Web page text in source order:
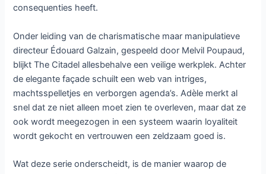
consequenties heeft.
Onder leiding van de charismatische maar manipulatieve
directeur Édouard Galzain, gespeeld door Melvil Poupaud,
blijkt The Citadel allesbehalve een veilige werkplek. Achter
de elegante façade schuilt een web van intriges,
machtsspelletjes en verborgen agenda’s. Adèle merkt al
snel dat ze niet alleen moet zien te overleven, maar dat ze
ook wordt meegezogen in een systeem waarin loyaliteit
wordt gekocht en vertrouwen een zeldzaam goed is.
Wat deze serie onderscheidt, is de manier waarop de